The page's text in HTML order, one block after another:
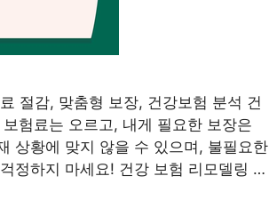
절감, 맞춤형 보장, 건강보험 분석 건
험료는 오르고, 내게 필요한 보장은
상황에 맞지 않을 수 있으며, 불필요한
정하지 마세요! 건강 보험 리모델링 …